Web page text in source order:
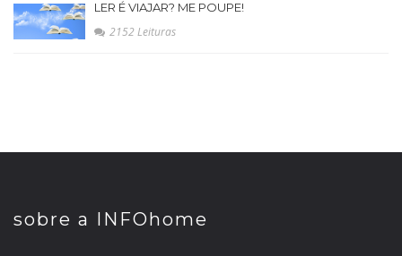
LER É VIAJAR? ME POUPE!
2152 Leituras
sobre a INFOhome